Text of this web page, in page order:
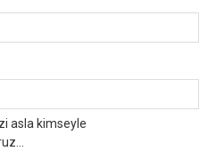
asla kimseyle